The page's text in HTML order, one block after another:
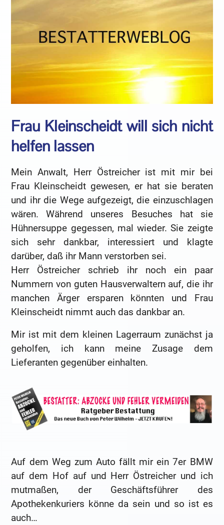
Frau Kleinscheidt will sich nicht
helfen lassen
Mein Anwalt, Herr Östreicher ist mit mir bei
Frau Kleinscheidt gewesen, er hat sie beraten
und ihr die Wege aufgezeigt, die einzuschlagen
wären. Während unseres Besuches hat sie
Hühnersuppe gegessen, mal wieder. Sie zeigte
sich sehr dankbar, interessiert und klagte
darüber, daß ihr Mann verstorben sei.
Herr Östreicher schrieb ihr noch ein paar
Nummern von guten Hausverwaltern auf, die ihr
manchen Ärger ersparen könnten und Frau
Kleinscheidt nimmt auch das dankbar an.
Mir ist mit dem kleinen Lagerraum zunächst ja
geholfen, ich kann meine Zusage dem
Lieferanten gegenüber einhalten.
Auf dem Weg zum Auto fällt mir ein 7er BMW
auf dem Hof auf und Herr Östreicher und ich
mutmaßen, der Geschäftsführer des
Apothekenkuriers könne da sein und so ist es
auch…